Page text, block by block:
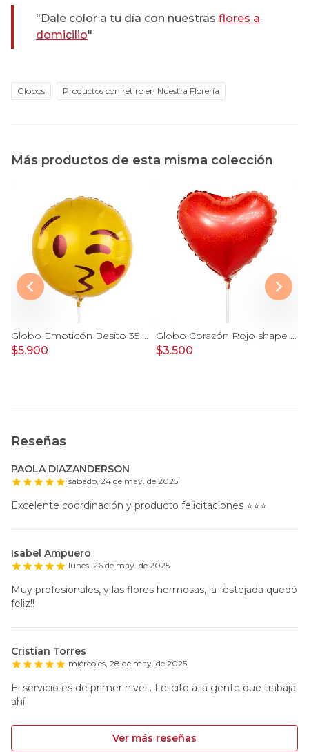
"Dale color a tu día con nuestras flores a
domicilio"
Globos Productos con retiro en Nuestra Florería
Más productos de esta misma colección
Globo Emoticón Besito 35 cm
$5.900
Globo Corazón Rojo shape 22cm
$3.500
Reseñas
PAOLA DIAZANDERSON
sábado, 24 de may. de 2025
Excelente coordinación y producto felicitaciones ⭐️⭐️⭐️
Isabel Ampuero
lunes, 26 de may. de 2025
Muy profesionales, y las flores hermosas, la festejada quedó
feliz!!
Cristian Torres
miércoles, 28 de may. de 2025
El servicio es de primer nivel . Felicito a la gente que trabaja
ahí
Ver más reseñas